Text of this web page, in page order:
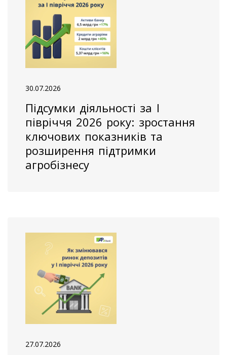
30.07.2026
Підсумки діяльності за І
півріччя 2026 року: зростання
ключових показників та
розширення підтримки
агробізнесу
27.07.2026